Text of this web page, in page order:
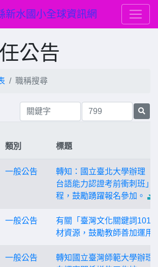
新水國小全球資訊網
公告
職稱搜尋
類別 標題
一般公告
轉知：國立臺北大學辦理「
台語能力認證考前衝刺班」
程，鼓勵踴躍報名參加。
一般公告
有關「臺灣文化關鍵詞101
材資源，鼓勵教師善加運用
一般公告
轉知國立臺灣師範大學辦理